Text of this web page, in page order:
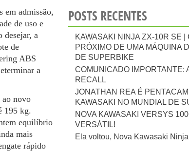
em admissão,
de uso e
desejar, a
de
ABS
a
ao novo
195 kg.
equilíbrio
mais
rápido
POSTS RECENTES
KAWASAKI NINJA ZX-10R SE |
PRÓXIMO DE UMA MÁQUINA
DE SUPERBIKE
COMUNICADO IMPORTANTE:
RECALL
JONATHAN REA É
KAWASAKI NO MUNDIAL DE
NOVA KAWASAKI VERSYS
VERSÁTIL!
Ela voltou, Nova Kawasaki